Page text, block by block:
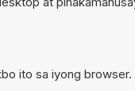
ito sa iyong browser.